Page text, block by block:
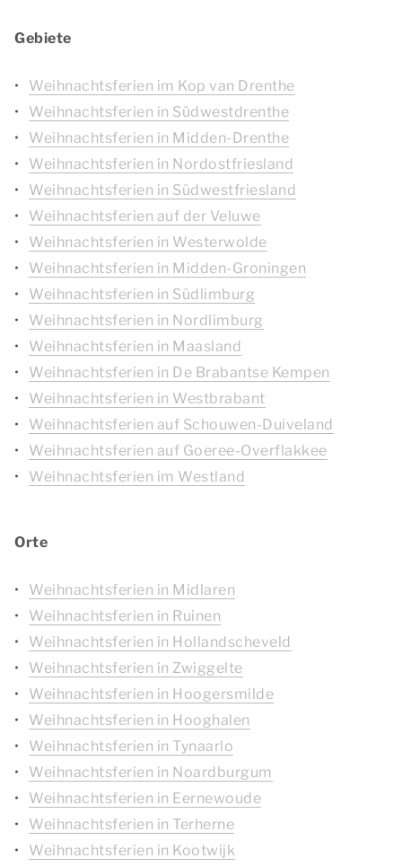
Gebiete
Weihnachtsferien im Kop van Drenthe
Weihnachtsferien in Südwestdrenthe
Weihnachtsferien in Midden-Drenthe
Weihnachtsferien in Nordostfriesland
Weihnachtsferien in Südwestfriesland
Weihnachtsferien auf der Veluwe
Weihnachtsferien in Westerwolde
Weihnachtsferien in Midden-Groningen
Weihnachtsferien in Südlimburg
Weihnachtsferien in Nordlimburg
Weihnachtsferien in Maasland
Weihnachtsferien in De Brabantse Kempen
Weihnachtsferien in Westbrabant
Weihnachtsferien auf Schouwen-Duiveland
Weihnachtsferien auf Goeree-Overflakkee
Weihnachtsferien im Westland
Orte
Weihnachtsferien in Midlaren
Weihnachtsferien in Ruinen
Weihnachtsferien in Hollandscheveld
Weihnachtsferien in Zwiggelte
Weihnachtsferien in Hoogersmilde
Weihnachtsferien in Hooghalen
Weihnachtsferien in Tynaarlo
Weihnachtsferien in Noardburgum
Weihnachtsferien in Eernewoude
Weihnachtsferien in Terherne
Weihnachtsferien in Kootwijk